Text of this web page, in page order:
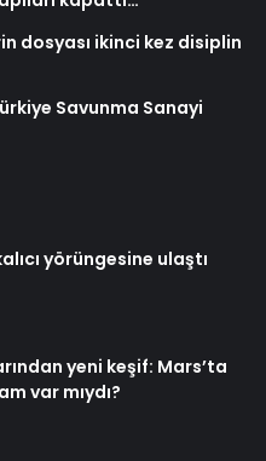
dosyası ikinci kez disiplin
Savunma Sanayi
yörüngesine ulaştı
yeni keşif: Mars’ta
var mıydı?